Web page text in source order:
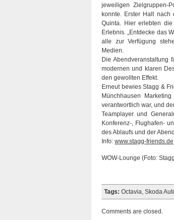
jeweiligen Zielgruppen-
konnte. Erster Halt
Quinta. Hier erlebten
Erlebnis. „Entdecke das
alle zur Verfügung
Medien.
Die Abendveranstaltung
modernen und klaren
den gewollten Effekt.
Erneut bewies Stagg &
Münchhausen
verantwortlich war, und
Teamplayer und
Konferenz-, Flughafen-
des Ablaufs und der
Info: www.stagg-friends.de
WOW-Lounge (Foto:
Tags: Octavia, Skoda
Comments are closed.